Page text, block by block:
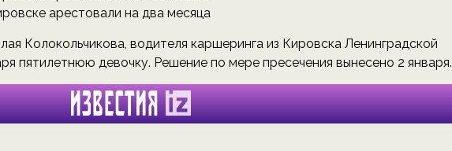
Колокольчикова, водителя каршеринга из Кировска Ленинградской
пятилетнюю девочку. Решение по мере пресечения вынесено 2 января.